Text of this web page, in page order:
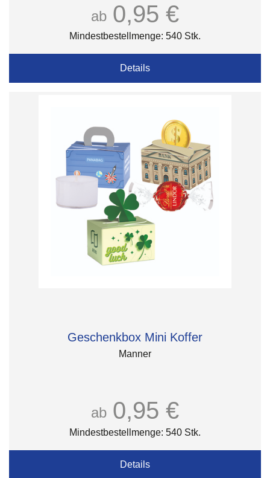
ab 0,95 €
Mindestbestellmenge: 540 Stk.
Details
Geschenkbox Mini Koffer
Manner
ab 0,95 €
Mindestbestellmenge: 540 Stk.
Details